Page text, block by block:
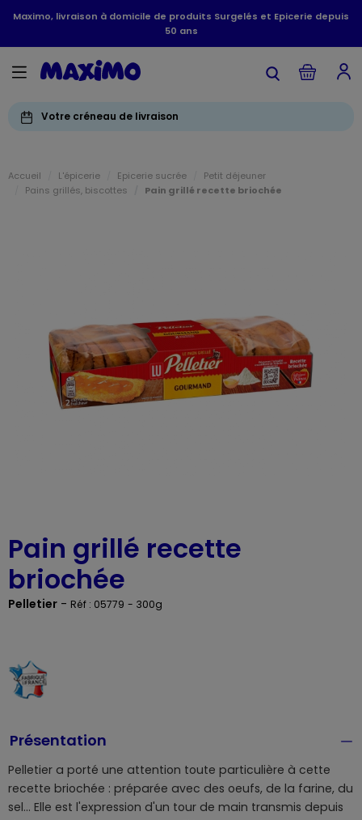
Maximo, livraison à domicile de produits Surgelés et Epicerie depuis
50 ans
Votre créneau de livraison
Accueil L'épicerie Epicerie sucrée
Petit déjeuner
Pains grillés, biscottes
Pain grillé recette briochée
Pain grillé recette
briochée
Pelletier - Réf : 05779 - 300g
Présentation
Pelletier a porté une attention toute particulière à cette
recette briochée : préparée avec des oeufs, de la farine, du
sel... Elle est l'expression d'un tour de main transmis depuis